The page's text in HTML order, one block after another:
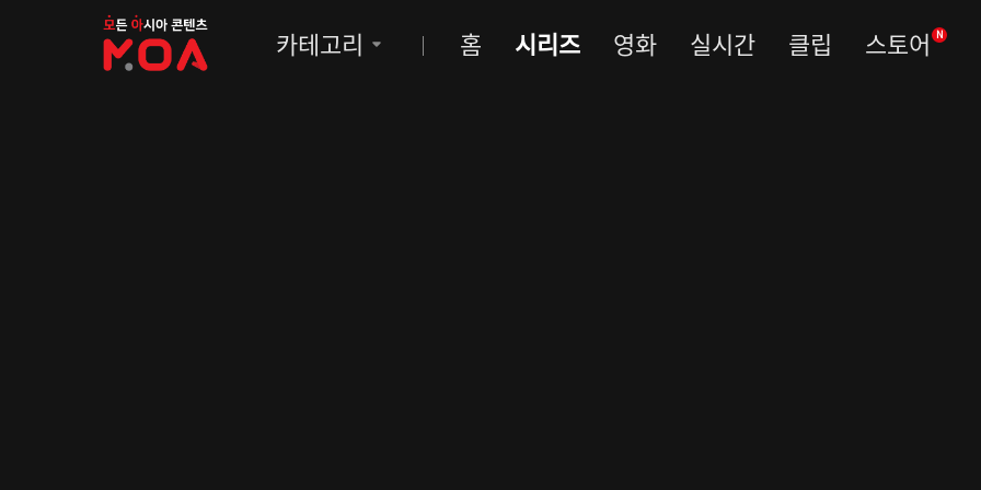
MOA
카테고리 홈 시리즈 영화 실시간 클립 스토어 N